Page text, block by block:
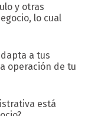
y otras
lo cual
a tus
operación de tu
está